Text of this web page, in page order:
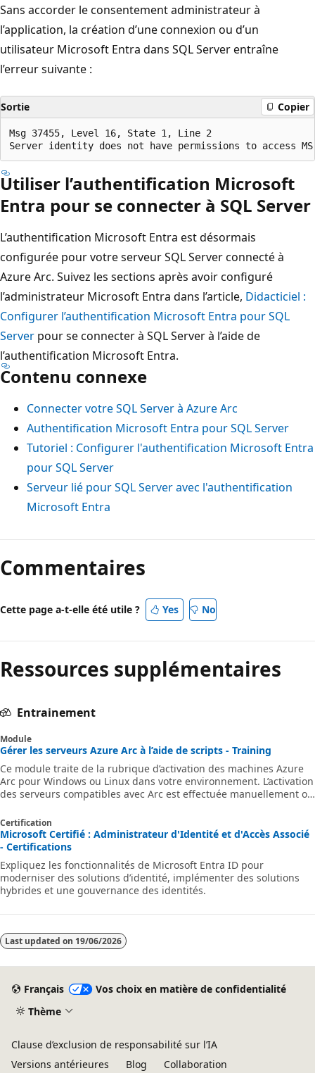
Sans accorder le consentement administrateur à
l’application, la création d’une connexion ou d’un
utilisateur Microsoft Entra dans SQL Server entraîne
l’erreur suivante :
Sortie Copier
Msg 37455, Level 16, State 1, Line 2
Utiliser l’authentification Microsoft
Entra pour se connecter à SQL Server
L’authentification Microsoft Entra est désormais
configurée pour votre serveur SQL Server connecté à
Azure Arc. Suivez les sections après avoir configuré
l’administrateur Microsoft Entra dans l’article, Didacticiel :
Configurer l’authentification Microsoft Entra pour SQL
Server pour se connecter à SQL Server à l’aide de
l’authentification Microsoft Entra.
Contenu connexe
Connecter votre SQL Server à Azure Arc
Authentification Microsoft Entra pour SQL Server
Tutoriel : Configurer l'authentification Microsoft Entra
pour SQL Server
Serveur lié pour SQL Server avec l'authentification
Microsoft Entra
Commentaires
Cette page a-t-elle été utile ? Yes No
Ressources supplémentaires
Entrainement
Module
Gérer les serveurs Azure Arc à l’aide de scripts - Training
Ce module traite de la rubrique d’activation des machines Azure
Arc pour Windows ou Linux dans votre environnement. L’activation
des serveurs compatibles avec Arc est effectuée manuellement ou
fourni.
Certification
Microsoft Certifié : Administrateur d'Identité et d'Accès Associé
- Certifications
Expliquez les fonctionnalités de Microsoft Entra ID pour
moderniser des solutions d’identité, implémenter des solutions
hybrides et une gouvernance des identités.
Last updated on 19/06/2026
Français
Vos choix en matière de confidentialité
Thème
Clause d’exclusion de responsabilité sur l’IA
Versions antérieures
Blog Collaboration